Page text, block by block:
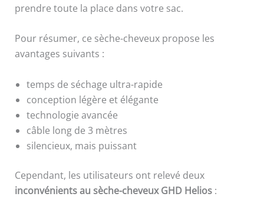
prendre toute la place dans votre sac.
Pour résumer, ce sèche-cheveux propose les
avantages suivants :
temps de séchage ultra-rapide
conception légère et élégante
technologie avancée
câble long de 3 mètres
silencieux, mais puissant
Cependant, les utilisateurs ont relevé deux
inconvénientsau sèche-cheveux GHD Helios: